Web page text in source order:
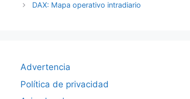
DAX: Mapa operativo intradiario
Advertencia
Política de privacidad